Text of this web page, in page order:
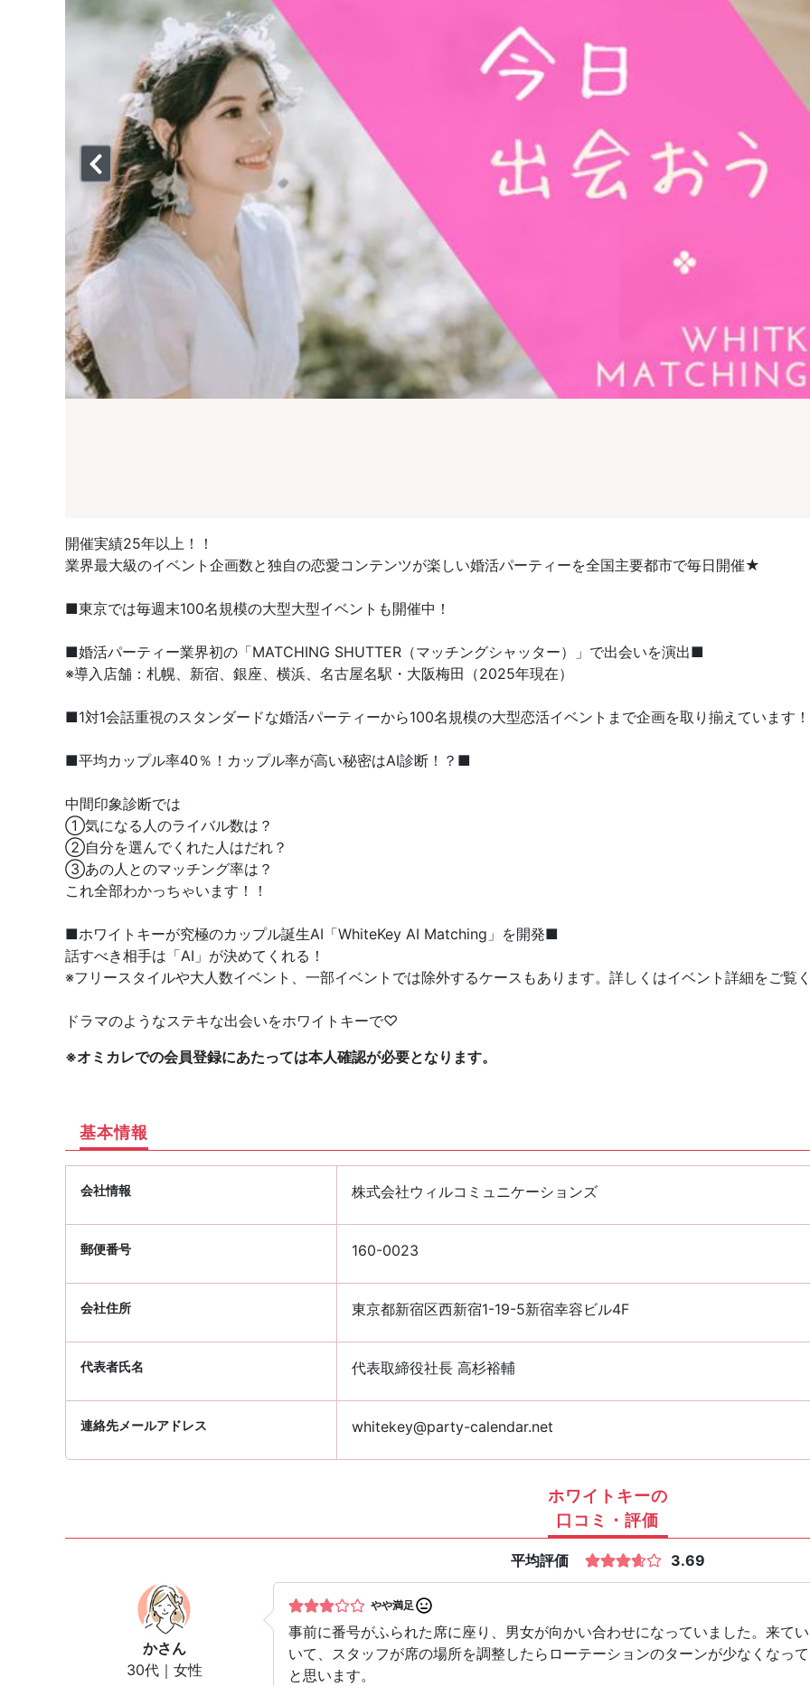
開催実績25年以上！！
業界最大級のイベント企画数と独自の恋愛コンテンツが楽しい婚活パーティーを全国主要都市で毎日開催★
■東京では毎週末100名規模の大型大型イベントも開催中！
■婚活パーティー業界初の「MATCHING SHUTTER（マッチングシャッター）」で出会いを演出■
※導入店舗：札幌、新宿、銀座、横浜、名古屋名駅・大阪梅田（2025年現在）
■1対1会話重視のスタンダードな婚活パーティーから100名規模の大型恋活イベントまで企画を取り揃えています！
■平均カップル率40％！カップル率が高い秘密はAI診断！？■
中間印象診断では
①気になる人のライバル数は？
②自分を選んでくれた人はだれ？
③あの人とのマッチング率は？
これ全部わかっちゃいます！！
■ホワイトキーが究極のカップル誕生AI「WhiteKey AI Matching」を開発■
話すべき相手は「AI」が決めてくれる！
※フリースタイルや大人数イベント、一部イベントでは除外するケースもあります。詳しくはイベント詳細をご覧く
ドラマのようなステキな出会いをホワイトキーで♡
※オミカレでの会員登録にあたっては本人確認が必要となります。
基本情報
会社情報 株式会社ウィルコミュニケーションズ
郵便番号 160-0023
会社住所 東京都新宿区西新宿1-19-5新宿幸容ビル4F
代表者氏名 代表取締役社長 高杉裕輔
連絡先メールアドレス whitekey@party-calendar.net
ホワイトキーの
口コミ・評価
平均評価 3.69
かさん
30代｜女性
やや満足
事前に番号がふられた席に座り、男女が向かい合わせになっていました。来て
いて、スタッフが席の場所を調整したらローテーションのターンが少なくなっ
と思います。